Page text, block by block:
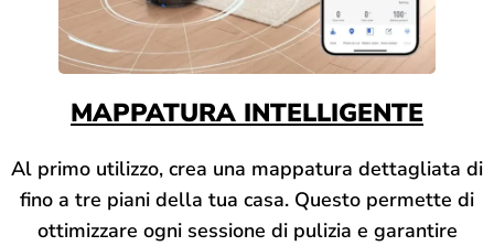
MAPPATURA INTELLIGENTE
Al primo utilizzo, crea una mappatura dettagliata di
fino a tre piani della tua casa. Questo permette di
ottimizzare ogni sessione di pulizia e garantire